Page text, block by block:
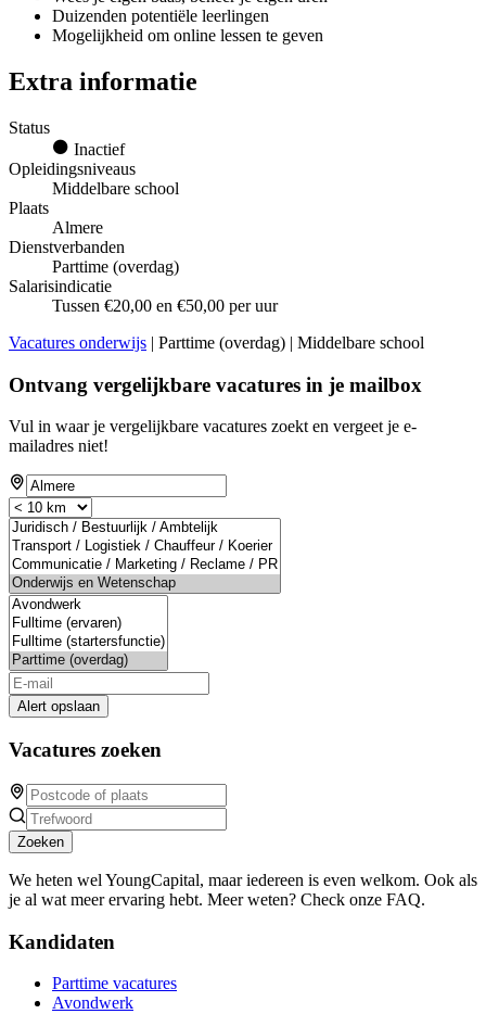
Duizenden potentiële leerlingen
Mogelijkheid om online lessen te geven
Extra informatie
Status
Inactief
Opleidingsniveaus
Middelbare school
Plaats
Almere
Dienstverbanden
Parttime (overdag)
Salarisindicatie
Tussen €20,00 en €50,00 per uur
Vacatures onderwijs | Parttime (overdag) | Middelbare school
Ontvang vergelijkbare vacatures in je mailbox
Vul in waar je vergelijkbare vacatures zoekt en vergeet je e-
mailadres niet!
Alert opslaan
Vacatures zoeken
Zoeken
We heten wel YoungCapital, maar iedereen is even welkom. Ook als
je al wat meer ervaring hebt. Meer weten? Check onze FAQ.
Kandidaten
Parttime vacatures
Avondwerk